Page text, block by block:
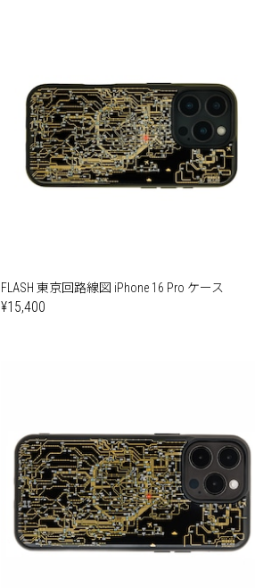
FLASH 東京回路線図 iPhone 16 Pro ケース
¥15,400